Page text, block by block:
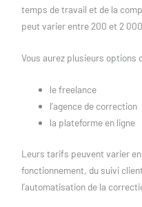
temps de travail et de la
peut varier entre 200 et 2
Vous aurez plusieurs options
le freelance
l’agence de correction
la plateforme en ligne
Leurs tarifs peuvent varier
fonctionnement, du suivi
l’automatisation de la